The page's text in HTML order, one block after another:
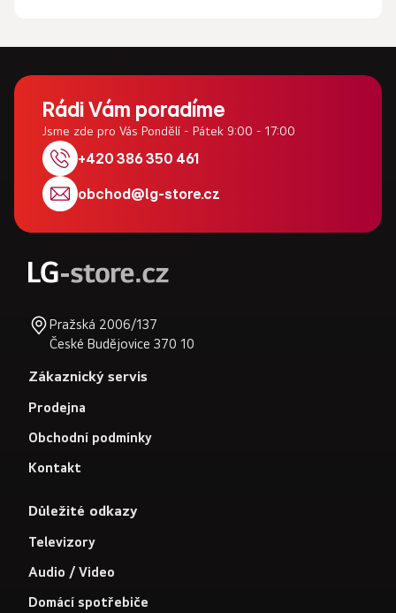
p
u
Rádi Vám poradíme
Jsme zde pro Vás Pondělí - Pátek 9:00 - 17:00
+420 386 350 461
obchod@lg-store.cz
Pražská 2006/137
České Budějovice 370 10
Zákaznický servis
Prodejna
Obchodní podmínky
Kontakt
Důležité odkazy
Televizory
Audio / Video
Domácí spotřebiče